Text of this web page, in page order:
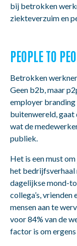
bij betrokken
ziekteverzuim en
PEOPLE TO
Betrokken
Geen b2b, maar
employer
buitenwereld, gaat
wat de
publiek.
Het is een must
het bedrijfsverhaal
dagelijkse mond-
collega’s, vrienden
mensen aan te
voor 84% van de
factor is om